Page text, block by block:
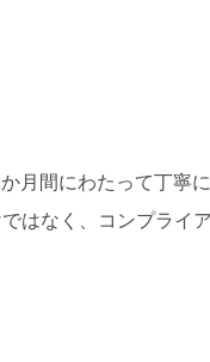
間にわたって丁寧
なく、コンプライ